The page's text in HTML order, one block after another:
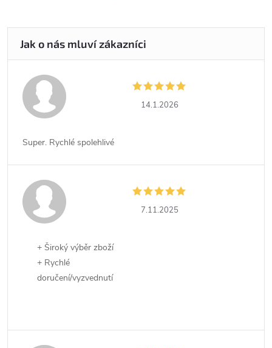
14.1.2026
Super. Rychlé spolehlivé
7.11.2025
+ Široký výběr zboží
+ Rychlé
doručení/vyzvednutí